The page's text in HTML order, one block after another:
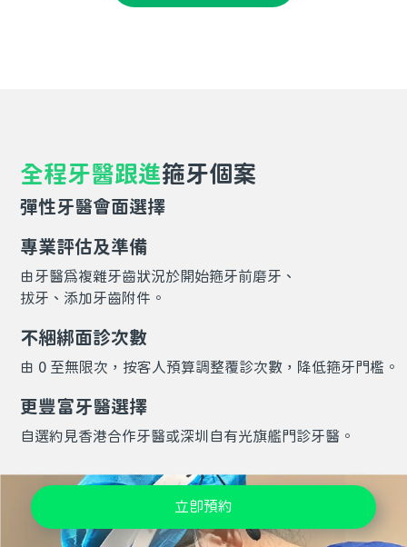
全程牙醫跟進箍牙個案
彈性牙醫會面選擇
專業評估及準備
由牙醫為複雜牙齒狀況於開始箍牙前磨牙、
拔牙、添加牙齒附件。
不綑綁面診次數
由 0 至無限次，按客人預算調整覆診次數，降低箍牙門檻。
更豐富牙醫選擇
自選約見香港合作牙醫或深圳自有光旗艦門診牙醫。
立即預約